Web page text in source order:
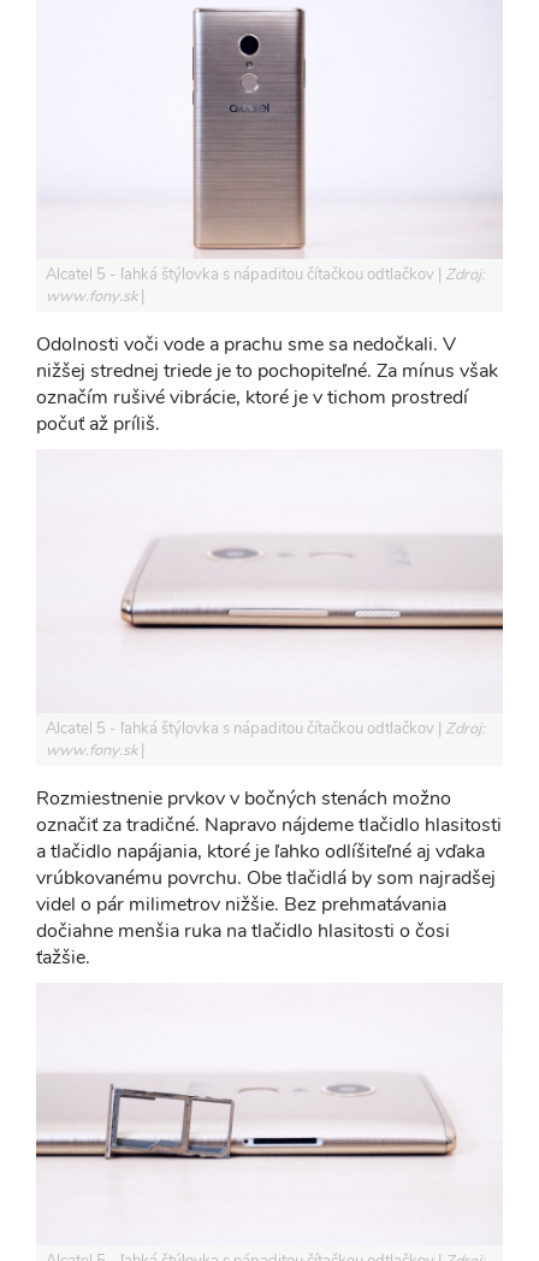
Alcatel 5 - ľahká štýlovka s nápaditou čítačkou odtlačkov Zdroj:
www.fony.sk
Odolnosti voči vode a prachu sme sa nedočkali. V
nižšej strednej triede je to pochopiteľné. Za mínus však
označím rušivé vibrácie, ktoré je v tichom prostredí
počuť až príliš.
Alcatel 5 - ľahká štýlovka s nápaditou čítačkou odtlačkov Zdroj:
www.fony.sk
Rozmiestnenie prvkov v bočných stenách možno
označiť za tradičné. Napravo nájdeme tlačidlo hlasitosti
a tlačidlo napájania, ktoré je ľahko odlíšiteľné aj vďaka
vrúbkovanému povrchu. Obe tlačidlá by som najradšej
videl o pár milimetrov nižšie. Bez prehmatávania
dočiahne menšia ruka na tlačidlo hlasitosti o čosi
ťažšie.